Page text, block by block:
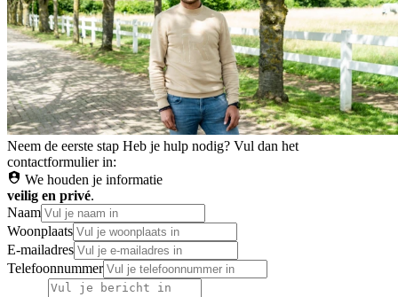
Neem de eerste stap Heb je hulp nodig? Vul dan het
contactformulier in:
We houden je informatie
veilig en privé.
Naam
Woonplaats
E-mailadres
Telefoonnummer